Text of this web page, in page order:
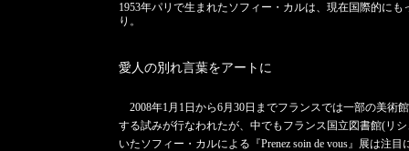
1953年パリで生まれたソフィー・カルは、現在国際的に
り。
愛人の別れ言葉をアートに
2008年1月1日から6月30日までフランスでは一部の美術
する試みが行なわれたが、中でもフランス国立図書館(リ
いたソフィー・カルによる『Prenez soin de vous』展は注